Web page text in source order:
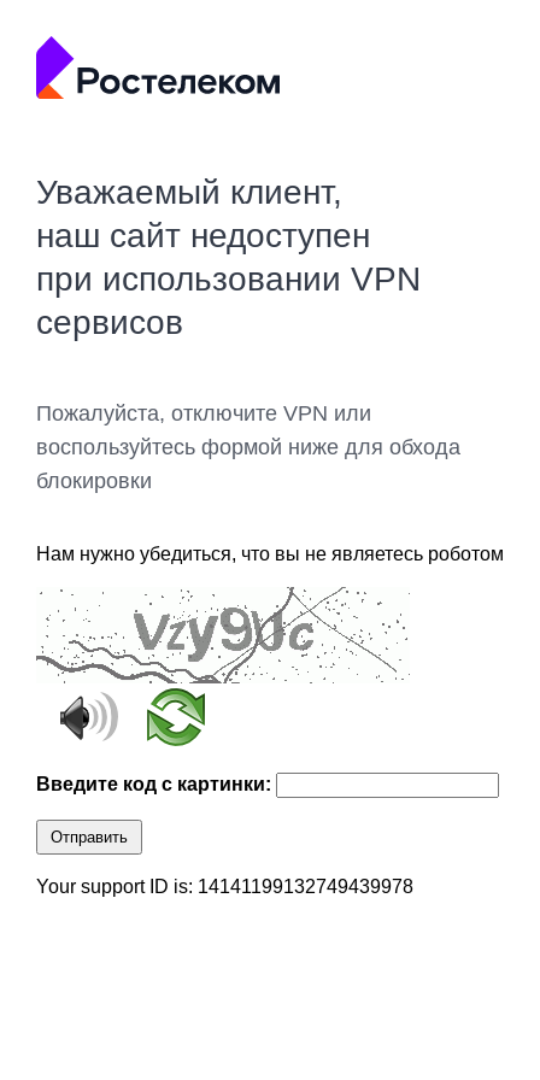
Уважаемый клиент,
наш сайт недоступен
при использовании VPN
сервисов
Пожалуйста, отключите VPN или
воспользуйтесь формой ниже для обхода
блокировки
Нам нужно убедиться, что вы не являетесь роботом
Введите код с картинки:
Отправить
Your support ID is: 14141199132749439978